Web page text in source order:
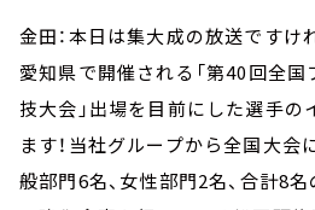
金田：本日は集大成の放送ですけ
愛知県で開催される「第40回全
技大会」出場を目前にした選手
ます！当社グループから全国大会
般部門6名、女性部門2名、合計8